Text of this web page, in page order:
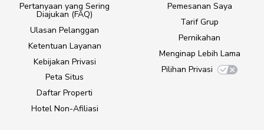
Pertanyaan yang Sering
Diajukan (FAQ)
Ulasan Pelanggan
Ketentuan Layanan
Kebijakan Privasi
Peta Situs
Daftar Properti
Hotel Non-Afiliasi
Pemesanan Saya
Tarif Grup
Pernikahan
Menginap Lebih Lama
Pilihan Privasi